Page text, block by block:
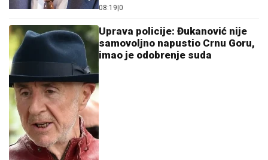
08:19 0
Uprava policije: Đukanović nije
samovoljno napustio Crnu Goru,
imao je odobrenje suda